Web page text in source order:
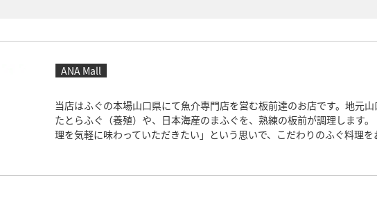
ANA Mall
当店はふぐの本場山口県にて魚介専門店を営む板前達のお店です。地元
たとらふぐ（養殖）や、日本海産のまふぐを、熟練の板前が調理します
理を気軽に味わっていただきたい」という思いで、こだわりのふぐ料理を